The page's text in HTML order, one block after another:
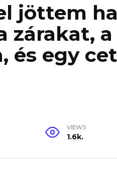
jöttem
zárakat, a
és egy
VIEWS
1.6k.